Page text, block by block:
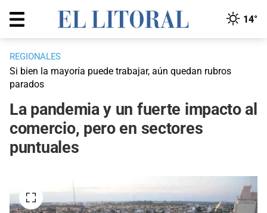
14°
REGIONALES
Si bien la mayoría puede trabajar, aún quedan rubros
parados
La pandemia y un fuerte impacto al
comercio, pero en sectores
puntuales